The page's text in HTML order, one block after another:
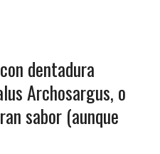
dentadura
Archosargus, o
sabor (aunque